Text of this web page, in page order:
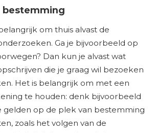
bestemming
om thuis alvast de
Ga je bijvoorbeeld op
Dan kun je alvast wat
die je graag wil bezoeken
Het is belangrijk om met een
te houden: denk bijvoorbeeld
gelden op de plek van bestemming
zoals het volgen van de